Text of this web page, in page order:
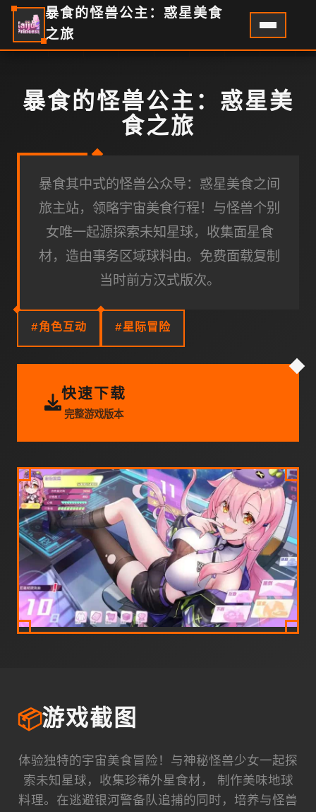
暴食的怪兽公主：惑星美食
之旅
暴食的怪兽公主：惑星美
食之旅
暴食其中式的怪兽公众导：惑星美食之间
旅主站，领略宇宙美食行程！与怪兽个别
女唯一起源探索未知星球，收集面星食
材，造由事务区域球料由。免费面载复制
当时前方汉式版次。
#角色互动 #星际冒险
快速下载
完整游戏版本
📦游戏截图
体验独特的宇宙美食冒险！与神秘怪兽少女一起探
索未知星球，收集珍稀外星食材， 制作美味地球
料理。在逃避银河警备队追捕的同时，培养与怪兽